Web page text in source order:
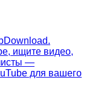
ищите видео,
—
для вашего